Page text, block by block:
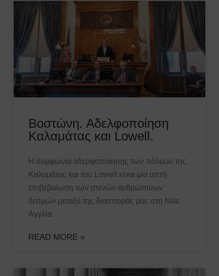
Βοστώνη. Αδελφοποίηση
Καλαμάτας και Lowell.
H συμφωνία αδερφοποίησης των πόλεων της
Καλαμάτας και του Lowell είναι μία απτή
επιβεβαίωση των στενών ανθρώπινων
δεσμών μεταξύ της διασποράς μας στη Νέα
Αγγλία
READ MORE »